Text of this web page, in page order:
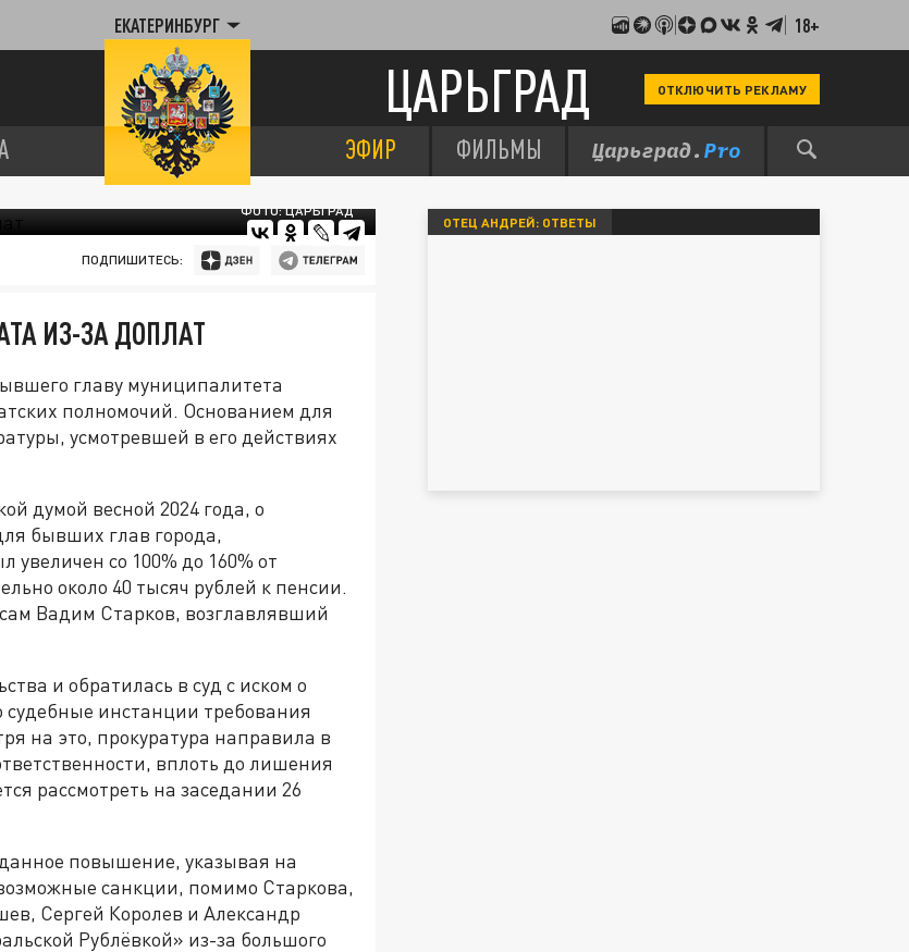
ЕКАТЕРИНБУРГ 18+
ЦАРЬГРАД ОТКЛЮЧИТЬ РЕКЛАМУ
ЭФИР ФИЛЬМЫ
ФОТО: ЦАРЬГРАД
ПОДПИШИТЕСЬ:
ИЗ-ЗА ДОПЛАТ
главу муниципалитета
полномочий. Основанием для
усмотревшей в его действиях
думой весной 2024 года, о
бывших глав города,
со 100% до 160% от
около 40 тысяч рублей к пенсии.
Вадим Старков, возглавлявший
и обратилась в суд с иском о
инстанции требования
на это, прокуратура направила в
вплоть до лишения
рассмотреть на заседании 26
повышение, указывая на
санкции, помимо Старкова,
Сергей Королев и Александр
Рублёвкой» из-за большого
ОТЕЦ АНДРЕЙ: ОТВЕТЫ